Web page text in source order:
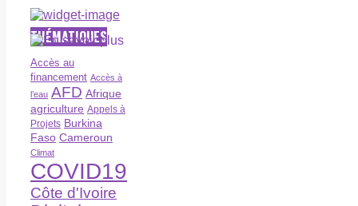
THÉMATIQUES
Accès au
financement Accès à
l’eau AFD Afrique
agriculture Appels à
Projets Burkina
Faso Cameroun
Climat
COVID19
Côte d'Ivoire